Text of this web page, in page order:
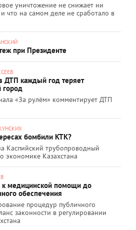
уничтожение не снижает ни
что на самом деле не сработало в
при Президенте
ДТП каждый год теряет
город
«За рулём» комментирует ДТП
бомбили КТК?
Каспийский трубопроводный
экономике Казахстана
к медицинской помощи до
обеспечения
процедур публичного
законности в регулировании